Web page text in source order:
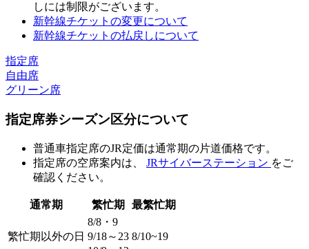
しには制限がございます。
新幹線チケットの変更について
新幹線チケットの払戻しについて
指定席
自由席
グリーン席
指定席券シーズン区分について
普通車指定席のJR定価は通常期の片道価格です。
指定席の空席案内は、 JRサイバーステーション をご
確認ください。
通常期 繁忙期 最繁忙期
繁忙期以外の日
8/8・9
9/18～23 8/10~19